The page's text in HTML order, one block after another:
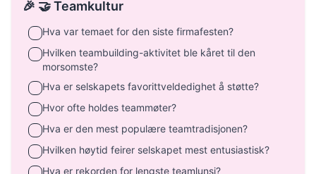
🎉 🤝 Teamkultur
Hva var temaet for den siste firmafesten?
Hvilken teambuilding-aktivitet ble kåret til den
morsomste?
Hva er selskapets favorittveldedighet å støtte?
Hvor ofte holdes teammøter?
Hva er den mest populære teamtradisjonen?
Hvilken høytid feirer selskapet mest entusiastisk?
Hva er rekorden for lengste teamlunsj?